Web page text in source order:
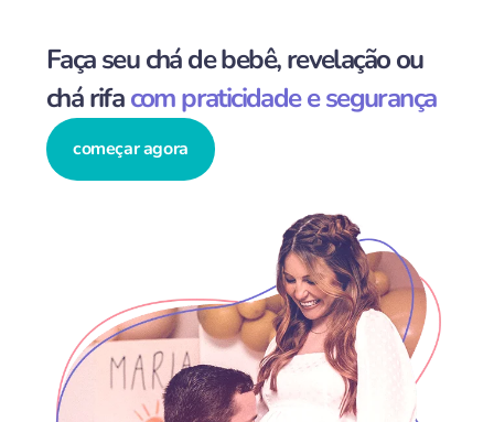
Faça seu chá de bebê, revelação ou
chá rifacom praticidade e segurança
começar agora